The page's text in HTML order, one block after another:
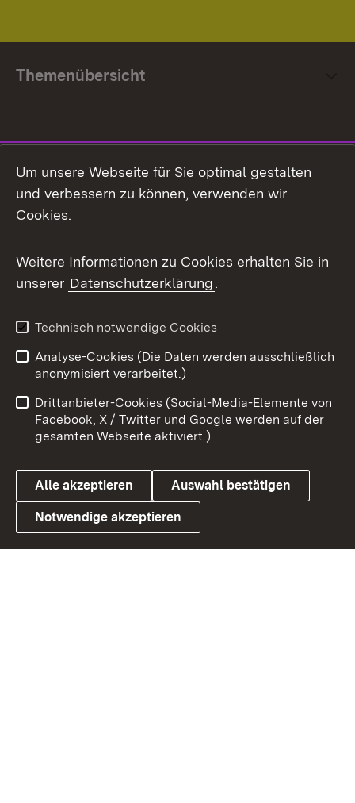
Themenübersicht
Facebook
X / Twitter
Youtube
Link zum Landesportal
Impressum
Kontakt
Barrierefreiheit
Datenschutz
Cookies
Um unsere Webseite für Sie optimal gestalten
und verbessern zu können, verwenden wir
Cookies.
Weitere Informationen zu Cookies erhalten Sie in
unserer Datenschutzerklärung.
Technisch notwendige Cookies
Analyse-Cookies (Die Daten werden ausschließlich
anonymisiert verarbeitet.)
Drittanbieter-Cookies (Social-Media-Elemente von
Facebook, X / Twitter und Google werden auf der
gesamten Webseite aktiviert.)
Alle akzeptieren Auswahl bestätigen
Notwendige akzeptieren